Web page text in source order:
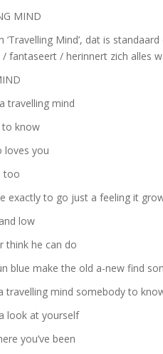
MIND
‘Travelling Mind’, dat is
fantaseert / herinnert zich alles
travelling mind
to know
loves you
too
exactly to go just a feeling it
low
think he can do
blue make the old a-new find
travelling mind somebody to
look at yourself
you’ve been